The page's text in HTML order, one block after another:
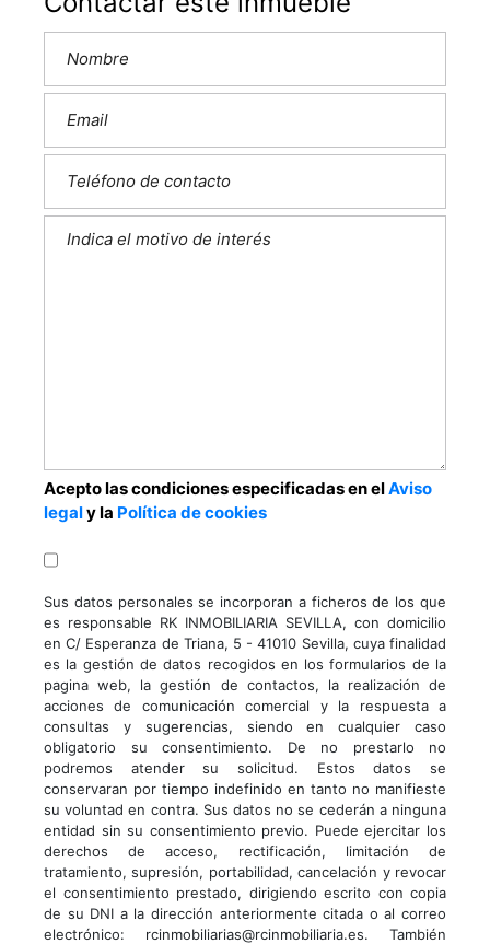
Acepto las condiciones especificadas en elAviso
legaly la Política de cookies
Sus datos personales se incorporan a ficheros de los que
es responsable RK INMOBILIARIA SEVILLA, con domicilio
en C/ Esperanza de Triana, 5 - 41010 Sevilla, cuya finalidad
es la gestión de datos recogidos en los formularios de la
pagina web, la gestión de contactos, la realización de
acciones de comunicación comercial y la respuesta a
consultas y sugerencias, siendo en cualquier caso
obligatorio su consentimiento. De no prestarlo no
podremos atender su solicitud. Estos datos se
conservaran por tiempo indefinido en tanto no manifieste
su voluntad en contra. Sus datos no se cederán a ninguna
entidad sin su consentimiento previo. Puede ejercitar los
derechos de acceso, rectificación, limitación de
tratamiento, supresión, portabilidad, cancelación y revocar
el consentimiento prestado, dirigiendo escrito con copia
de su DNI a la dirección anteriormente citada o al correo
electrónico: rcinmobiliarias@rcinmobiliaria.es. También